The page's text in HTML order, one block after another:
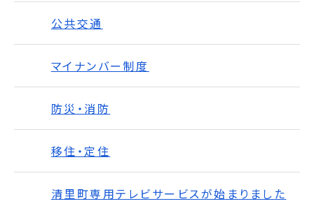
公共交通
マイナンバー制度
防災・消防
移住・定住
清里町専用テレビサービスが始まりました